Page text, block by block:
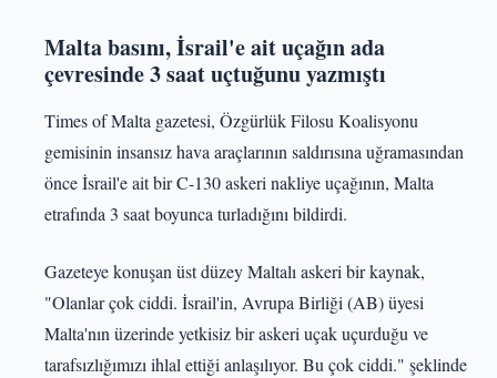
Malta basını, İsrail'e ait uçağın ada
çevresinde 3 saat uçtuğunu yazmıştı
Times of Malta gazetesi, Özgürlük Filosu Koalisyonu
gemisinin insansız hava araçlarının saldırısına uğramasından
önce İsrail'e ait bir C-130 askeri nakliye uçağının, Malta
etrafında 3 saat boyunca turladığını bildirdi.
Gazeteye konuşan üst düzey Maltalı askeri bir kaynak,
"Olanlar çok ciddi. İsrail'in, Avrupa Birliği (AB) üyesi
Malta'nın üzerinde yetkisiz bir askeri uçak uçurduğu ve
tarafsızlığımızı ihlal ettiği anlaşılıyor. Bu çok ciddi." şeklinde